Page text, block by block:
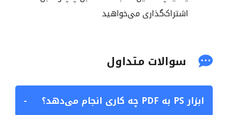
اشتراک‌گذاری می‌خواهید
سوالات متداول
ابزار PS به PDF چه کاری انجام می‌دهد؟ −